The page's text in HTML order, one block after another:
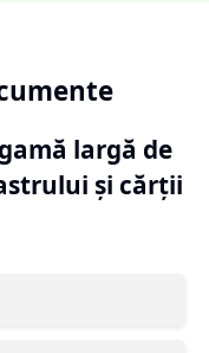
largă de
și cărții